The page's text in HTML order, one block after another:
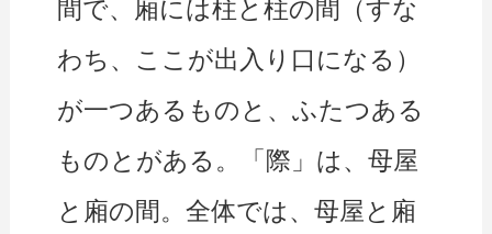
間で、廂には柱と柱の間（すな
わち、ここが出入り口になる）
が一つあるものと、ふたつある
ものとがある。「際」は、母屋
と廂の間。全体では、母屋と廂